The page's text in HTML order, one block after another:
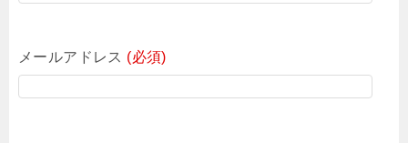
メールアドレス (必須)